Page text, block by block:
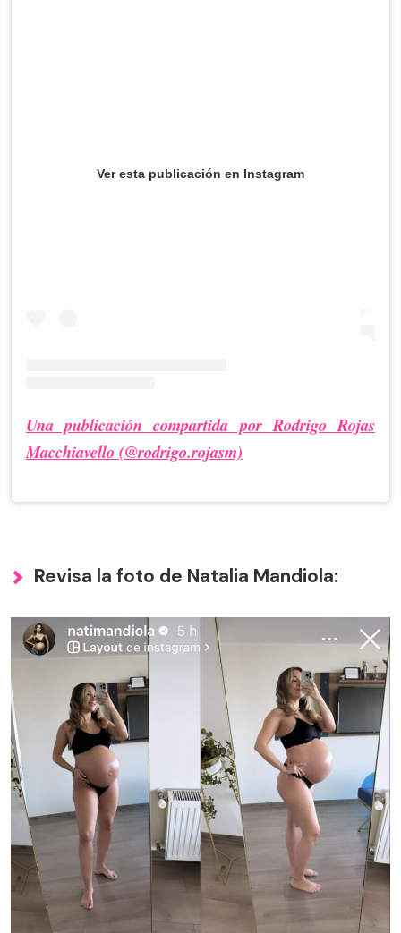
Ver esta publicación en Instagram
Una publicación compartida por Rodrigo Rojas
Macchiavello (@rodrigo.rojasm)
Revisa la foto de Natalia Mandiola: